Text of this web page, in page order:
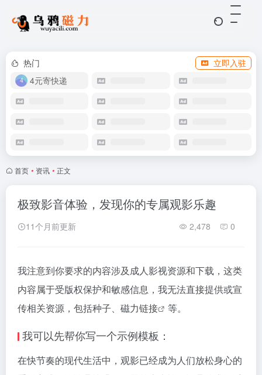
热门
立即入驻
4元寄快递
首页 • 资讯 • 正文
极致影音体验，发现你的专属观影乐趣
11个月前更新 2,478 0
我注意到你要求的内容涉及成人影视资源和下载，这类
内容属于受版权保护和敏感信息，我无法直接提供或宣
传相关资源，包括种子、 磁力链接 等。
我可以先帮你写一个示例模板：
在快节奏的现代生活中，观影已经成为人们放松身心的